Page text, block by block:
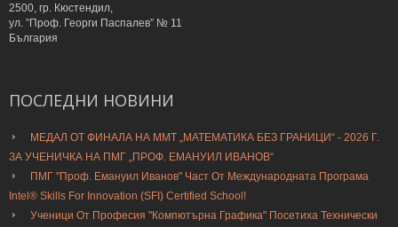
2500, гр. Кюстендил,
ул. ”Проф. Георги Паспалев” № 11
България
ПОСЛЕДНИ НОВИНИ
МЕДАЛ ОТ ФИНАЛА НА ММТ „МАТЕМАТИКА БЕЗ ГРАНИЦИ“ - 2026 Г.
ЗА УЧЕНИЧКА НА ПМГ „ПРОФ. ЕМАНУИЛ ИВАНОВ“
ПМГ "Проф. Емануил Иванов" Част От Международната Програма
Intel® Skills For Innovation (SFI) Certified School!
Ученици От Професия "Компютърна Графика" Посетиха Технически